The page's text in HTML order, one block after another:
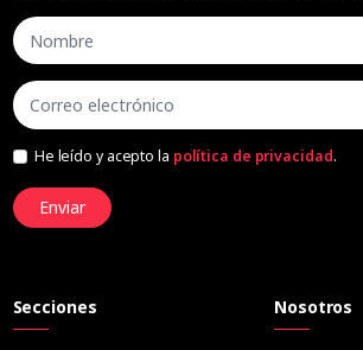
He leído y acepto la política de privacidad.
Enviar
Secciones Nosotros